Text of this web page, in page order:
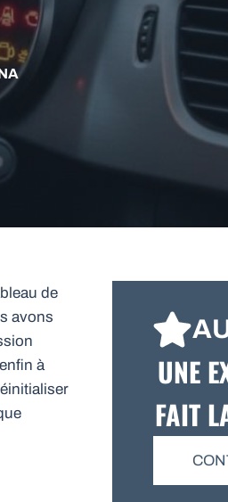
de
avons
à
UNE
FAIT